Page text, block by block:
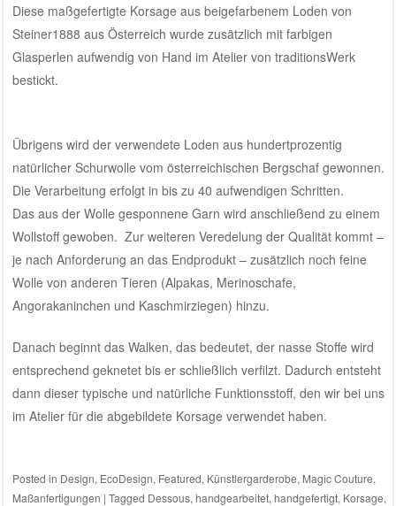
Diese maßgefertigte Korsage aus beigefarbenem Loden von
Steiner1888 aus Österreich wurde zusätzlich mit farbigen
Glasperlen aufwendig von Hand im Atelier von traditionsWerk
bestickt.
Übrigens wird der verwendete Loden aus hundertprozentig
natürlicher Schurwolle vom österreichischen Bergschaf gewonnen.
Die Verarbeitung erfolgt in bis zu 40 aufwendigen Schritten.
Das aus der Wolle gesponnene Garn wird anschließend zu einem
Wollstoff gewoben. Zur weiteren Veredelung der Qualität kommt –
je nach Anforderung an das Endprodukt – zusätzlich noch feine
Wolle von anderen Tieren (Alpakas, Merinoschafe,
Angorakaninchen und Kaschmirziegen) hinzu.
Danach beginnt das Walken, das bedeutet, der nasse Stoffe wird
entsprechend geknetet bis er schließlich verfilzt. Dadurch entsteht
dann dieser typische und natürliche Funktionsstoff, den wir bei uns
im Atelier für die abgebildete Korsage verwendet haben.
Posted in Design, EcoDesign, Featured, Künstlergarderobe, Magic Couture,
Maßanfertigungen | Tagged Dessous, handgearbeitet, handgefertigt, Korsage,